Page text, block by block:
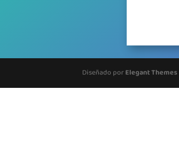
Diseñado porElegant Themes